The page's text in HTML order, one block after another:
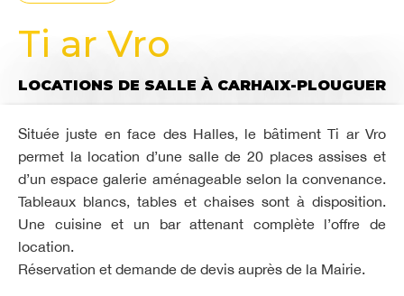
Ti ar Vro
LOCATIONS DE SALLE À CARHAIX-PLOUGUER
Située juste en face des Halles, le bâtiment Ti ar Vro
permet la location d’une salle de 20 places assises et
d’un espace galerie aménageable selon la convenance.
Tableaux blancs, tables et chaises sont à disposition.
Une cuisine et un bar attenant complète l’offre de
location.
Réservation et demande de devis auprès de la Mairie.